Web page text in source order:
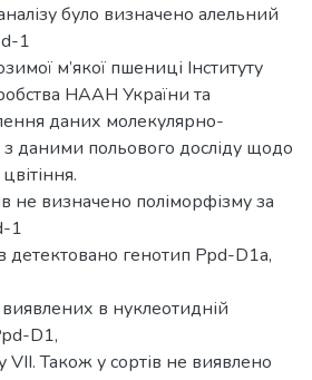
було визначено алельний
1
м’якої пшениці Інституту
НААН України та
даних молекулярно-
з даними польового досліду щодо
не визначено поліморфізму за
1
детектовано генотип Ppd-D1a,
в нуклеотидній
D1,
VII. Також у сортів не виявлено